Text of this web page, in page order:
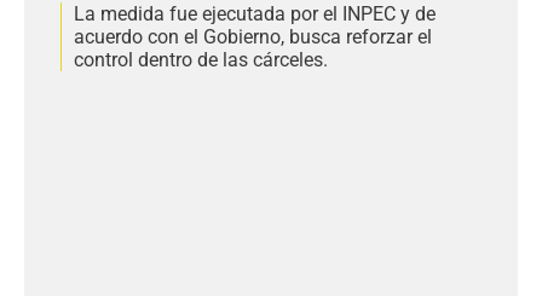
La medida fue ejecutada por el INPEC y de
acuerdo con el Gobierno, busca reforzar el
control dentro de las cárceles.